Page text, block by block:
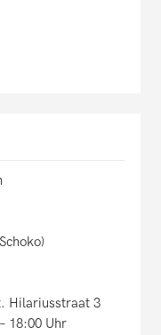
Hilariusstraat 3
18:00 Uhr